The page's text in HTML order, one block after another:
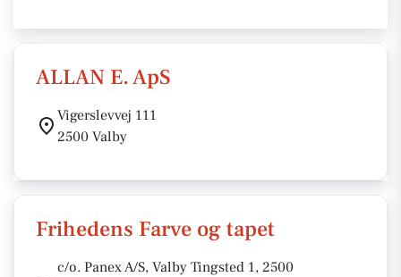
ALLAN E. ApS
Vigerslevvej 111
2500 Valby
Frihedens Farve og tapet
c/o. Panex A/S, Valby Tingsted 1, 2500